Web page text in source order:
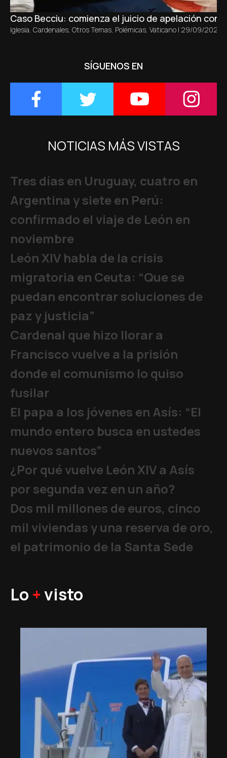
Caso Becciu: comienza el juicio de apelación con
Iglesia, Cardenales, Otros Temas, Polémicas, Vaticano | 29/09/2025
SÍGUENOS EN
NOTICIAS MÁS VISTAS
Tres días en Uruguay, cuatro en
Argentina y siete en Perú:
confirmado el viaje de León en
noviembre
León XIV habla de la crisis
migratoria en Ceuta: “Que se
puedan encontrar soluciones de
paz y justicia”
Cardenal que hizo llorar a
Francisco vuelve a la prisión
donde el comunismo lo quiso
fusilar
El papa a los jóvenes en Asís: “El
mundo entero busca en ustedes
nuevos santos”
¿Por qué vuelve León XIV a Asís
por segunda vez en un año?
Dos mil millones de euros, cinco
mil viviendas y una reserva de oro,
el patrimonio de la Santa Sede
Lo +visto